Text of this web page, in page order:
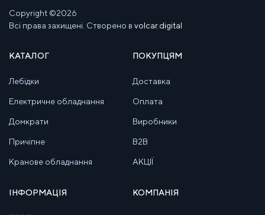
Copyright ©2026
Всі права захищені. Створено в volcar.digital
КАТАЛОГ
Лебідки
Електричне обладнання
Домкрати
Причіпне
Кранове обладнання
ПОКУПЦЯМ
Доставка
Оплата
Виробники
B2B
АКЦІЇ
ІНФОРМАЦІЯ КОМПАНІЯ